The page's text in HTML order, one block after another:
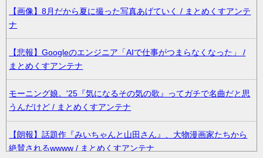
【画像】8月だから夏に撮った写真あげていく / まとめくすアンテ
ナ
【悲報】Googleのエンジニア「AIで仕事がつまらなくなった」 /
まとめくすアンテナ
モーニング娘。'25『気になるその気の歌』ってガチで名曲だと思
うんだけど / まとめくすアンテナ
【朗報】話題作『みいちゃんと山田さん』、大物漫画家たちから
絶賛されるwwww / まとめくすアンテナ